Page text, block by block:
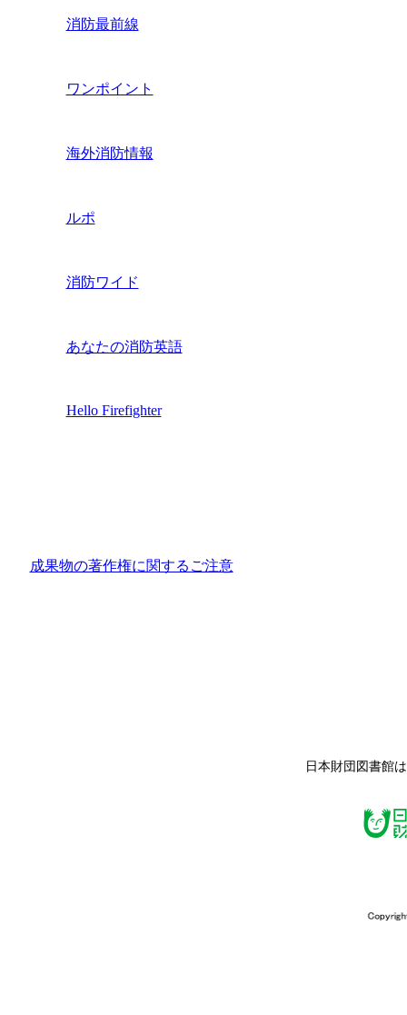
消防最前線
ワンポイント
海外消防情報
ルポ
消防ワイド
あなたの消防英語
Hello Firefighter
成果物の著作権に関するご注意
日本財団図書館